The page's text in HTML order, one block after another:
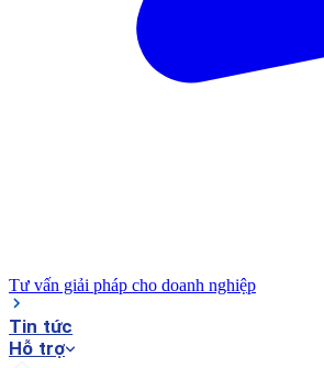
Tư vấn giải pháp cho doanh nghiệp
Tin tức
Hỗ trợ